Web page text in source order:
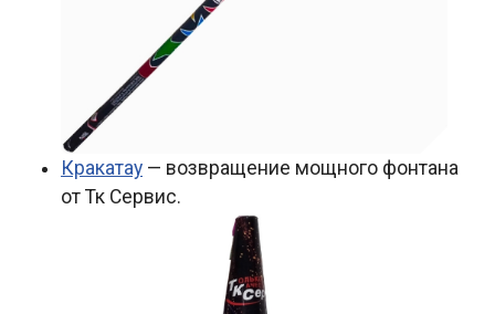
Кракатау — возвращение мощного фонтана
от Тк Сервис.